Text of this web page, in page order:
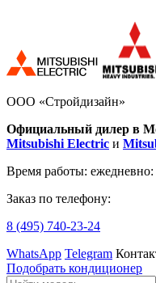
ООО «Стройдизайн»
Официальный дилер в
Mitsubishi Electric и
Время работы:
Заказ по телефону:
8 (495) 740-23-24
WhatsApp Telegram
Подобрать кондиционер